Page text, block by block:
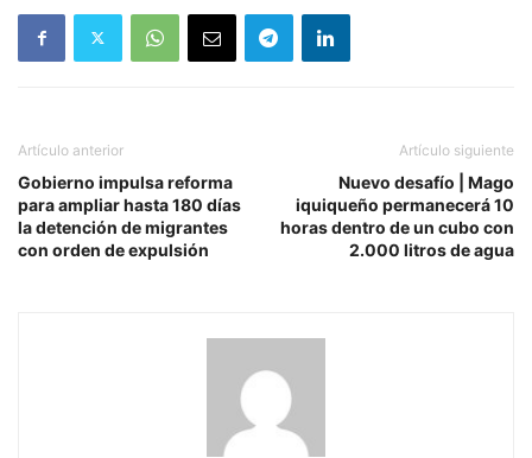
Artículo anterior
Gobierno impulsa reforma
para ampliar hasta 180 días
la detención de migrantes
con orden de expulsión
Artículo siguiente
Nuevo desafío | Mago
iquiqueño permanecerá 10
horas dentro de un cubo con
2.000 litros de agua